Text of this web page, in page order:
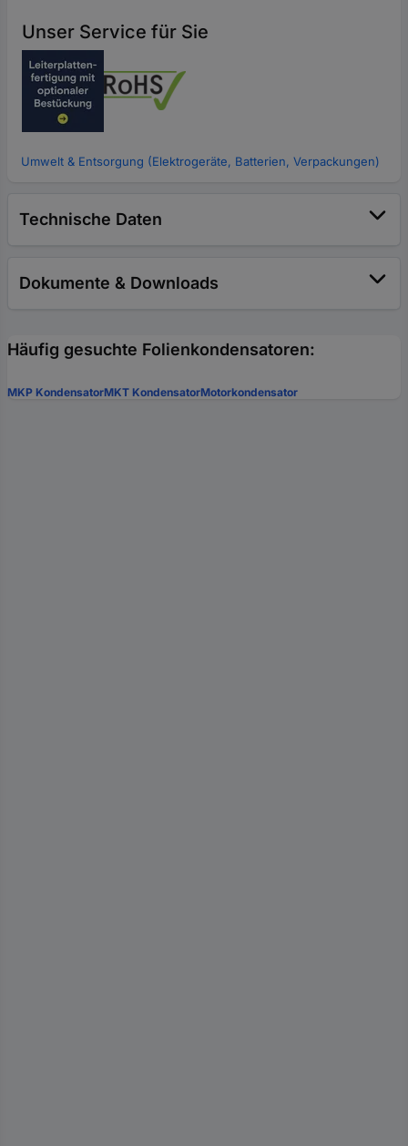
Unser Service für Sie
Umwelt & Entsorgung (Elektrogeräte, Batterien, Verpackungen)
Technische Daten
Dokumente & Downloads
Häufig gesuchte Folienkondensatoren:
MKP KondensatorMKT KondensatorMotorkondensator